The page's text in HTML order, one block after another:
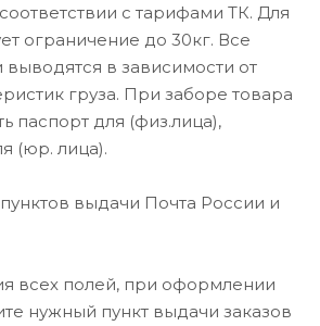
с тарифами ТК. Для
ограничение до 30кг. Все
в зависимости от
груза. При заборе товара
паспорт для (физ.лица),
(юр. лица).
выдачи Почта России и
всех полей, при оформлении
нужный пункт выдачи заказов